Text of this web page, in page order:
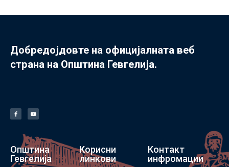
Добредојдовте на официјалната веб
страна на Општина Гевгелија.
Општина
Гевгелија
Корисни
линкови
Контакт
инфромации